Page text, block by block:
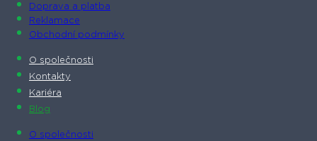
Doprava a platba
Reklamace
Obchodní podmínky
O společnosti​
Kontakty
Kariéra
Blog
O společnosti​